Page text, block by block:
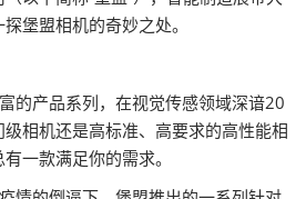
堡盟相机的奇妙之处。
产品系列，在视觉传感领域深谙20
相机还是高标准、高要求的高性能相
一款满足你的需求。